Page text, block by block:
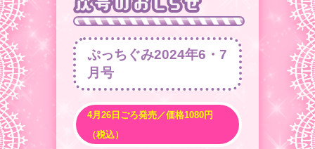
ぷっちぐみ2024年6・7
月号
4月26日ごろ発売／価格1080円
（税込）